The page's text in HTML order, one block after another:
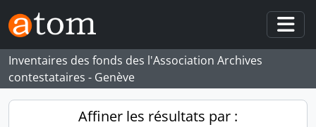
Skip to main content
Inventaires des fonds des l'Association Archives
contestataires - Genève
Affiner les résultats par :